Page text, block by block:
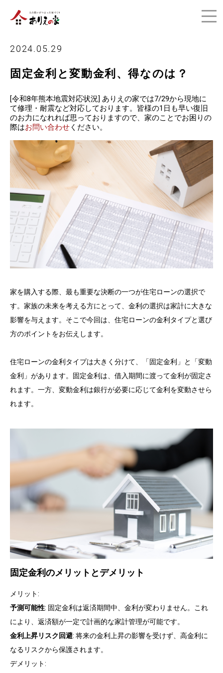
2024.05.29
固定金利と変動金利、得なのは？
[令和8年熊本地震対応状況] ありえの家では7/29から現地に
て修理・耐震など対応しております。皆様の1日も早い復旧
のお力になれれば思っておりますので、家のことでお困りの
際はお問い合わせ ください。
家を購入する際、最も重要な決断の一つが住宅ローンの選択で
す。家族の未来を考える方にとって、金利の選択は家計に大きな
影響を与えます。そこで今回は、住宅ローンの金利タイプと選び
方のポイントをお伝えします。
住宅ローンの金利タイプは大きく分けて、「固定金利」と「変動
金利」があります。固定金利は、借入期間に渡って金利が固定さ
れます。一方、変動金利は銀行が必要に応じて金利を変動させら
れます。
固定金利のメリットとデメリット
メリット:
予測可能性: 固定金利は返済期間中、金利が変わりません。これ
により、返済額が一定で計画的な家計管理が可能です。
金利上昇リスク回避: 将来の金利上昇の影響を受けず、高金利に
なるリスクから保護されます。
デメリット: